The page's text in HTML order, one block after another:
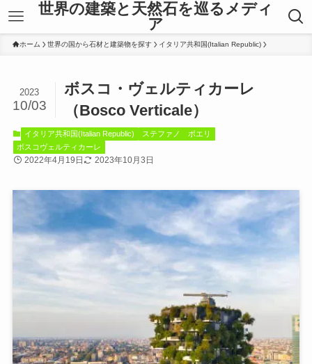
世界の建築と天然石を巡るメディ
ア
ホーム 世界の国から石材と建築物を探す イタリア共和国(Italian Republic)
ボスコ・ヴェルティカーレ
（Bosco Verticale）
2023
10/03
イタリア共和国(Italian Republic)
ステファノ ボエリ
ボスコヴェルティカーレ
2022年4月19日 2023年10月3日